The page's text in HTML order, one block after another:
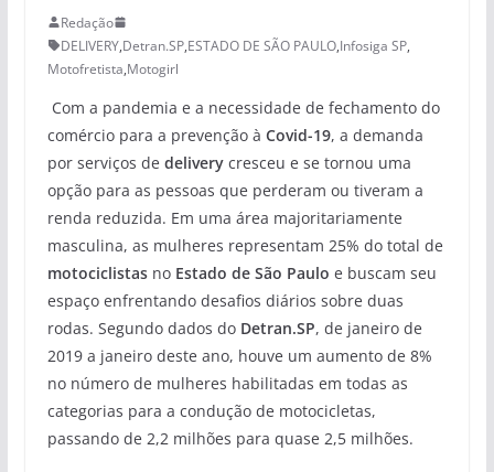
Redação
DELIVERY,Detran.SP,ESTADO DE SÃO PAULO,Infosiga SP,
Motofretista,Motogirl
Com a pandemia e a necessidade de fechamento do
comércio para a prevenção à Covid-19, a demanda
por serviços de deliverycresceu e se tornou uma
opção para as pessoas que perderam ou tiveram a
renda reduzida. Em uma área majoritariamente
masculina, as mulheres representam 25% do total de
motociclistasno Estado de São Paulo e buscam seu
espaço enfrentando desafios diários sobre duas
rodas. Segundo dados do Detran.SP, de janeiro de
2019 a janeiro deste ano, houve um aumento de 8%
no número de mulheres habilitadas em todas as
categorias para a condução de motocicletas,
passando de 2,2 milhões para quase 2,5 milhões.